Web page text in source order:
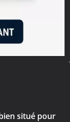
situé pour